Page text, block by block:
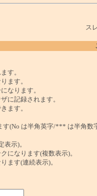
ス
す。
ます。
なります。
に記録されます。
ます。
(No は半角英字/*** は半角数
示)。
になります(複数表示)。
ます(連続表示)。